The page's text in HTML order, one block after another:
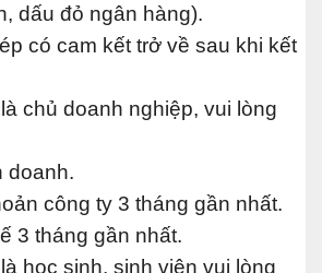
dấu đỏ ngân hàng).
có cam kết trở về sau khi kết
chủ doanh nghiệp, vui lòng
doanh.
công ty 3 tháng gần nhất.
3 tháng gần nhất.
học sinh, sinh viên vui lòng